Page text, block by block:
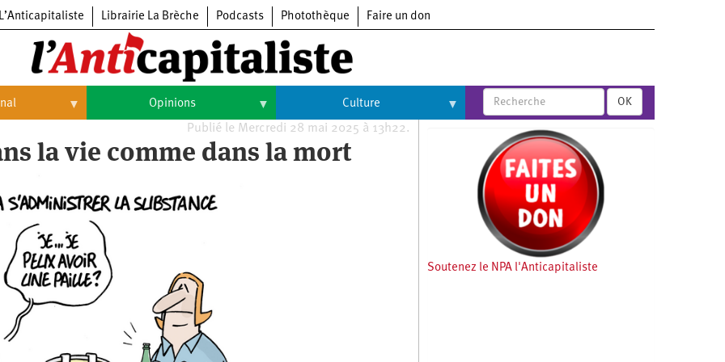
L’Anticapitaliste Librairie La Brèche Podcasts Photothèque Faire un don
Opinions Culture OK
Publié le Mercredi 28 mai 2025 à 13h22.
la vie comme dans la mort
Soutenez le NPA l'Anticapitaliste